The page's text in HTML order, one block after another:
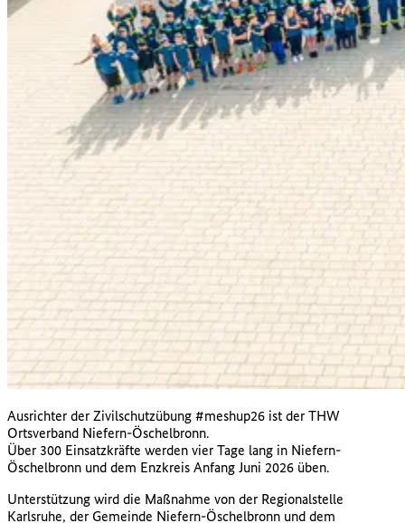
Ausrichter der Zivilschutzübung #meshup26 ist der THW
Ortsverband Niefern-Öschelbronn.
Über 300 Einsatzkräfte werden vier Tage lang in Niefern-
Öschelbronn und dem Enzkreis Anfang Juni 2026 üben.
Unterstützung wird die Maßnahme von der Regionalstelle
Karlsruhe, der Gemeinde Niefern-Öschelbronn und dem